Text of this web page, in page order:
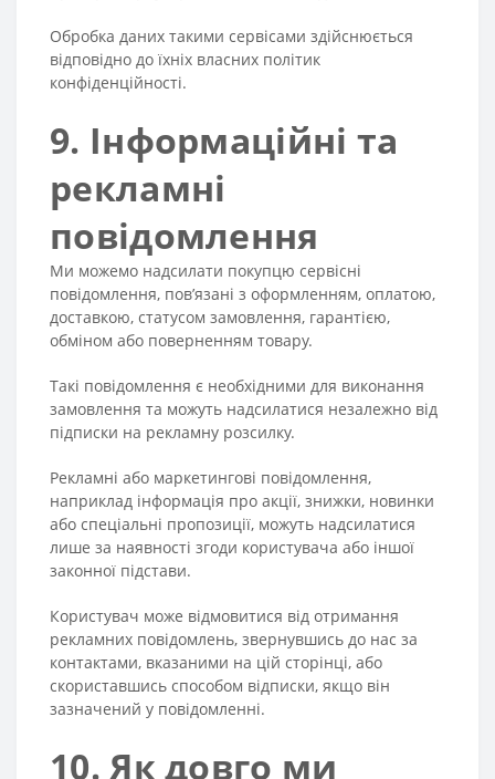
Обробка даних такими сервісами здійснюється
відповідно до їхніх власних політик
конфіденційності.
9. Інформаційні та
рекламні
повідомлення
Ми можемо надсилати покупцю сервісні
повідомлення, пов’язані з оформленням, оплатою,
доставкою, статусом замовлення, гарантією,
обміном або поверненням товару.
Такі повідомлення є необхідними для виконання
замовлення та можуть надсилатися незалежно від
підписки на рекламну розсилку.
Рекламні або маркетингові повідомлення,
наприклад інформація про акції, знижки, новинки
або спеціальні пропозиції, можуть надсилатися
лише за наявності згоди користувача або іншої
законної підстави.
Користувач може відмовитися від отримання
рекламних повідомлень, звернувшись до нас за
контактами, вказаними на цій сторінці, або
скориставшись способом відписки, якщо він
зазначений у повідомленні.
10. Як довго ми